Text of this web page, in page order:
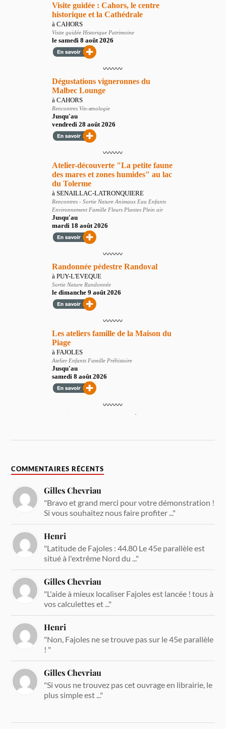
COMMENTAIRES RÉCENTS
Gilles Chevriau
"Bravo et grand merci pour votre démonstration !
Si vous souhaitez nous faire profiter ..."
Henri
"Latitude de Fajoles : 44.80 Le 45e parallèle est
situé à l'extrême Nord du ..."
Gilles Chevriau
"L'aide à mieux localiser Fajoles est lancée ! tous à
vos calculettes et ..."
Henri
"Non, Fajoles ne se trouve pas sur le 45e parallèle
! "
Gilles Chevriau
"Si vous ne trouvez pas cet ouvrage en librairie, le
plus simple est ..."